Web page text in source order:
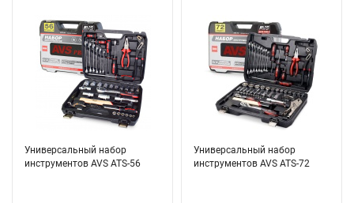
Универсальный набор
инструментов AVS ATS-56
Универсальный набор
инструментов AVS ATS-72